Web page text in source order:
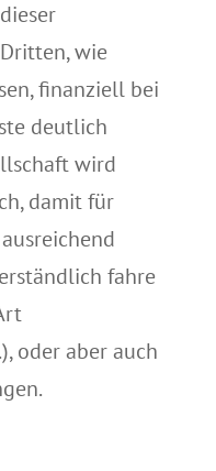
wie
finanziell bei
deutlich
wird
damit für
fahre
oder aber auch